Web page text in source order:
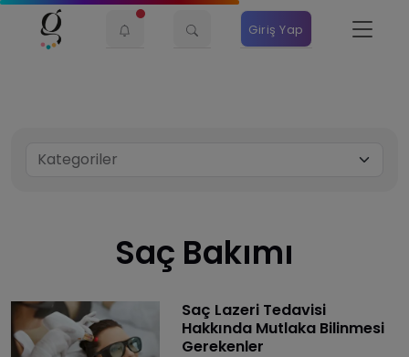
Giriş Yap
Saç Bakımı
Saç Lazeri Tedavisi
Hakkında Mutlaka Bilinmesi
Gerekenler